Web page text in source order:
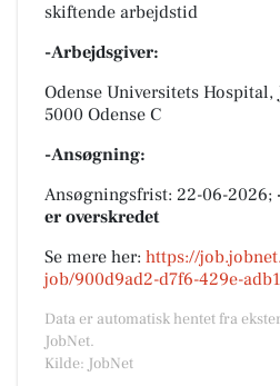
skiftende arbejdstid
-Arbejdsgiver:
Odense Universitets Hospital,
5000 Odense C
-Ansøgning:
Ansøgningsfrist: 22-06-2026;
er overskredet
Se mere her: https://
job/900d9ad2-d7f6-429e-
Data er automatisk hentet fra
JobNet.
Kilde: JobNet